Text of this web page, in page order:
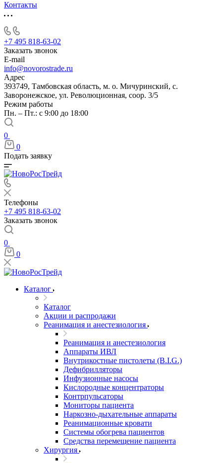
Контакты
+7 495 818-63-02
Заказать звонок
E-mail
info@novorostrade.ru
Адрес
393749, Тамбовская область, м. о. Мичуринский, с.
Заворонежское, ул. Революционная, соор. 3/5
Режим работы
Пн. – Пт.: с 9:00 до 18:00
0
0
Подать заявку
Телефоны
+7 495 818-63-02
Заказать звонок
0
0
Каталог
Каталог
Акции и распродажи
Реанимация и анестезиология
Реанимация и анестезиология
Аппараты ИВЛ
Внутрикостные пистолеты (B.I.G.)
Дефибрилляторы
Инфузионные насосы
Кислородные концентраторы
Контрпульсаторы
Мониторы пациента
Наркозно-дыхательные аппараты
Реанимационные кровати
Системы обогрева пациентов
Средства перемещение пациента
Хирургия